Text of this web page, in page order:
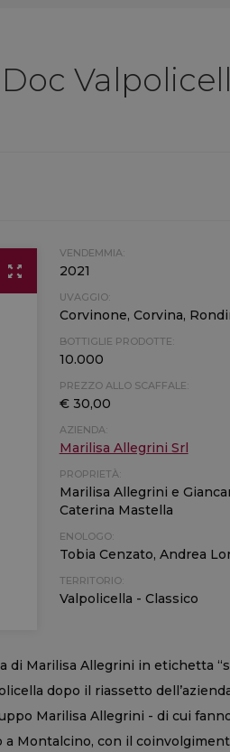
VENDEMMIA:
2021
UVAGGIO:
Corvinone, Corvina,
BOTTIGLIE PRODOTTE:
10.000
PREZZO ALLO SCAFFALE:
€ 30,00
AZIENDA:
Marilisa Allegrini Srl
PROPRIETÀ:
Marilisa Allegrini e
Caterina Mastella
ENOLOGO:
Tobia Cenzato, Andrea
TERRITORIO:
Valpolicella - Classico
di Marilisa Allegrini in etichetta
dopo il riassetto
Marilisa Allegrini - di cui
a Montalcino, con il